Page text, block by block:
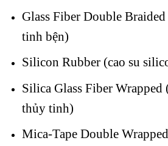
Glass Fiber Double
tinh bện)
Silicon Rubber (cao su
Silica Glass Fiber Wrapped
thủy tinh)
Mica-Tape Double